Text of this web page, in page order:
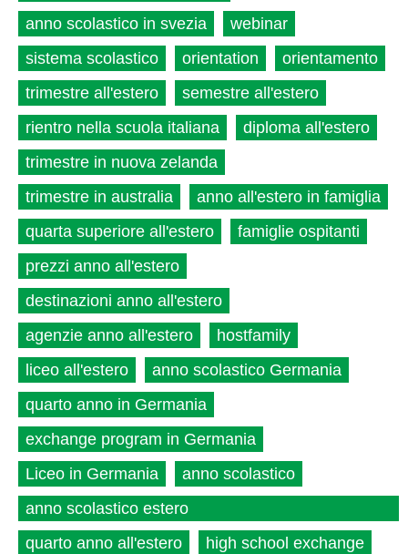
anno scolastico in svezia
webinar
sistema scolastico
orientation
orientamento
trimestre all'estero
semestre all'estero
rientro nella scuola italiana
diploma all'estero
trimestre in nuova zelanda
trimestre in australia
anno all'estero in famiglia
quarta superiore all'estero
famiglie ospitanti
prezzi anno all'estero
destinazioni anno all'estero
agenzie anno all'estero
hostfamily
liceo all'estero
anno scolastico Germania
quarto anno in Germania
exchange program in Germania
Liceo in Germania
anno scolastico
anno scolastico estero
quarto anno all'estero
high school exchange